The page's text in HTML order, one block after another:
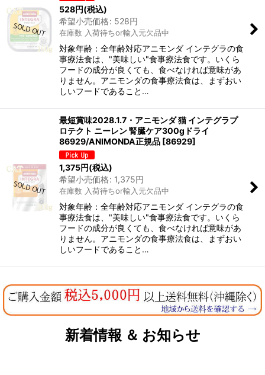
528円(税込)
希望小売価格: 528円
在庫数 入荷待ちor輸入元欠品中
対象年齢：全年齢対応アニモンダ インテグラの食
事療法食は、"美味しい"食事療法食です。いくら
フードの成分が良くても、食べなければ意味があ
りません。アニモンダの食事療法食は、まずおい
しいフードであること…
最短賞味2028.1.7・アニモンダ 猫 インテグラプ
ロテクト ニーレン 腎臓ケア300gドライ
86929/ANIMONDA正規品 [86929]
1,375円(税込)
希望小売価格: 1,375円
在庫数 入荷待ちor輸入元欠品中
対象年齢：全年齢対応アニモンダ インテグラの食
事療法食は、"美味しい"食事療法食です。いくら
フードの成分が良くても、食べなければ意味があ
りません。アニモンダの食事療法食は、まずおい
しいフードであること…
新着情報 ＆ お知らせ